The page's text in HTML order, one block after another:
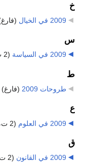
خ
2009 في الخيال
س
2009 في السياسة (2 ت، 1 ص)
ط
طروحات 2009 (فارغ)
ع
2009 في العلوم (2 ت، 4 ص)
ق
2009 في القانون (2 ت، 1 ص)